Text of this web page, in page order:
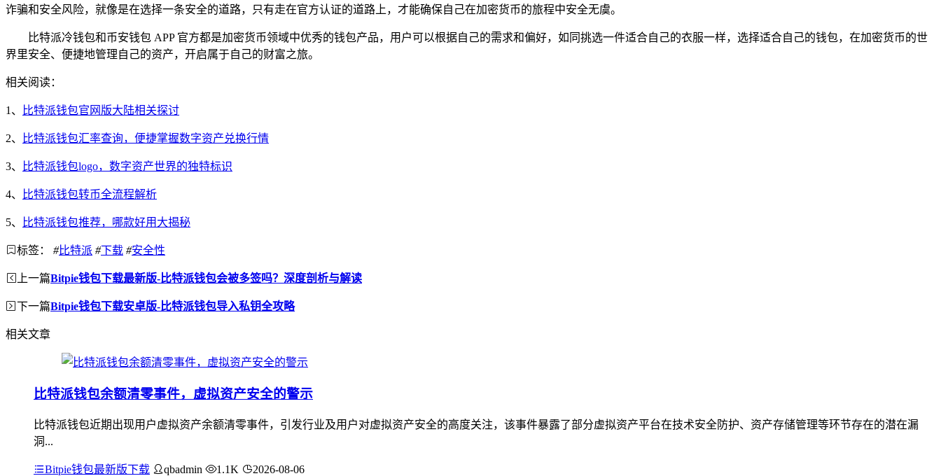
诈骗和安全风险，就像是在选择一条安全的道路，只有走在官方认证的道路上，才能确保自己在加密货币的旅程中安全无虞。
比特派冷钱包和币安钱包 APP 官方都是加密货币领域中优秀的钱包产品，用户可以根据自己的需求和偏好，如同挑选一件适合自己的衣服一样，选择适合自己的钱包，在加密货币的世
界里安全、便捷地管理自己的资产，开启属于自己的财富之旅。
相关阅读：
1、 比特派钱包官网版大陆相关探讨
2、 比特派钱包汇率查询，便捷掌握数字资产兑换行情
3、 比特派钱包logo，数字资产世界的独特标识
4、 比特派钱包转币全流程解析
5、 比特派钱包推荐，哪款好用大揭秘
标签： #比特派 #下载 #安全性
上一篇Bitpie钱包下载最新版-比特派钱包会被多签吗？深度剖析与解读
下一篇Bitpie钱包下载安卓版-比特派钱包导入私钥全攻略
相关文章
比特派钱包余额清零事件，虚拟资产安全的警示
比特派钱包近期出现用户虚拟资产余额清零事件，引发行业及用户对虚拟资产安全的高度关注，该事件暴露了部分虚拟资产平台在技术安全防护、资产存储管理等环节存在的潜在漏
洞...
Bitpie钱包最新版下载 qbadmin 1.1K 2026-08-06